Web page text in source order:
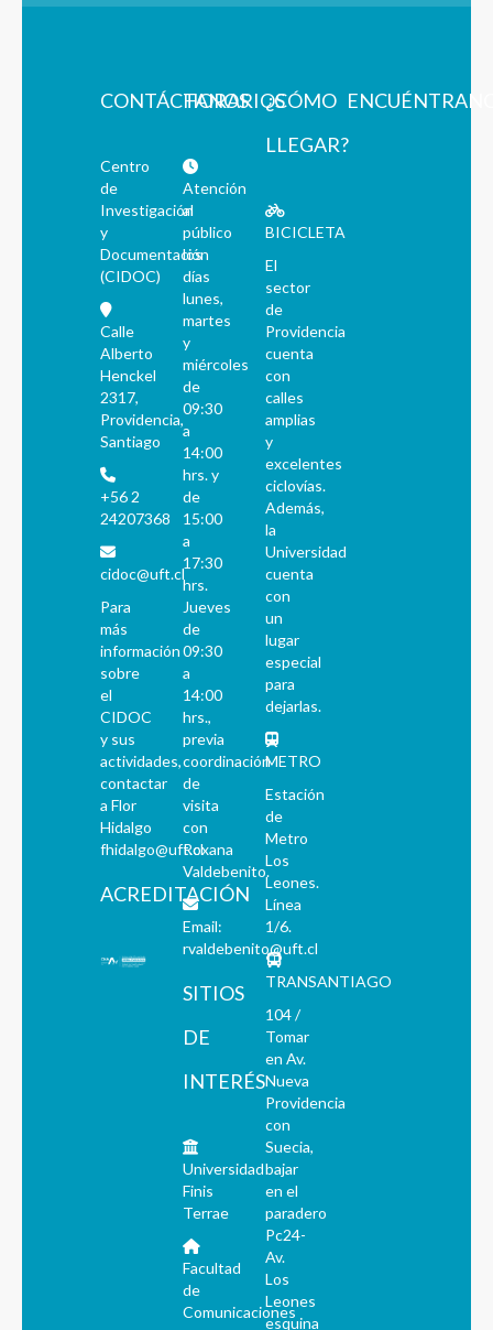
CONTÁCTANOS
Centro
de
Investigación
y
Documentación
(CIDOC)
Calle
Alberto
Henckel
2317,
Providencia,
Santiago
+56 2
24207368
cidoc@uft.cl
Para
más
información
sobre
el
CIDOC
y sus
actividades,
contactar
a Flor
Hidalgo
fhidalgo@uft.cl
ACREDITACIÓN
HORARIOS
Atención
al
público
los
días
lunes,
martes
y
miércoles
de
09:30
a
14:00
hrs. y
de
15:00
a
17:30
hrs.
Jueves
de
09:30
a
14:00
hrs.,
previa
coordinación
de
visita
con
Roxana
Valdebenito.
Email:
rvaldebenito@uft.cl
SITIOS
DE
INTERÉS
Universidad
Finis
Terrae
Facultad
de
Comunicaciones
¿CÓMO
LLEGAR?
BICICLETA
El
sector
de
Providencia
cuenta
con
calles
amplias
y
excelentes
ciclovías.
Además,
la
Universidad
cuenta
con
un
lugar
especial
para
dejarlas.
METRO
Estación
de
Metro
Los
Leones.
Línea
1/6.
TRANSANTIAGO
104 /
Tomar
en Av.
Nueva
Providencia
con
Suecia,
bajar
en el
paradero
Pc24-
Av.
Los
Leones
esquina